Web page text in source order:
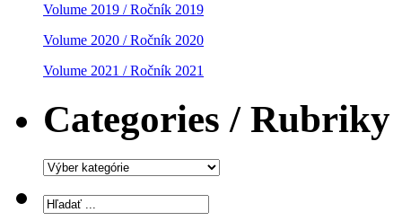
Volume 2019 / Ročník 2019
Volume 2020 / Ročník 2020
Volume 2021 / Ročník 2021
Categories / Rubriky
Categories
Rubriky